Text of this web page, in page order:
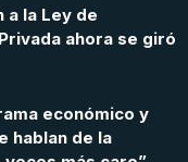
a la Ley de
ahora se giró
económico y
hablan de la